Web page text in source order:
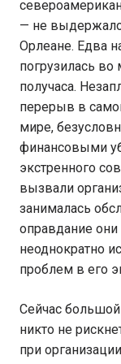
— не
Орлеане. Едва
погрузилась во
получаса.
перерыв в
мире,
финансовыми
экстренного
вызвали
занималась
оправдание
неоднократно
проблем в его
Сейчас
никто не
при